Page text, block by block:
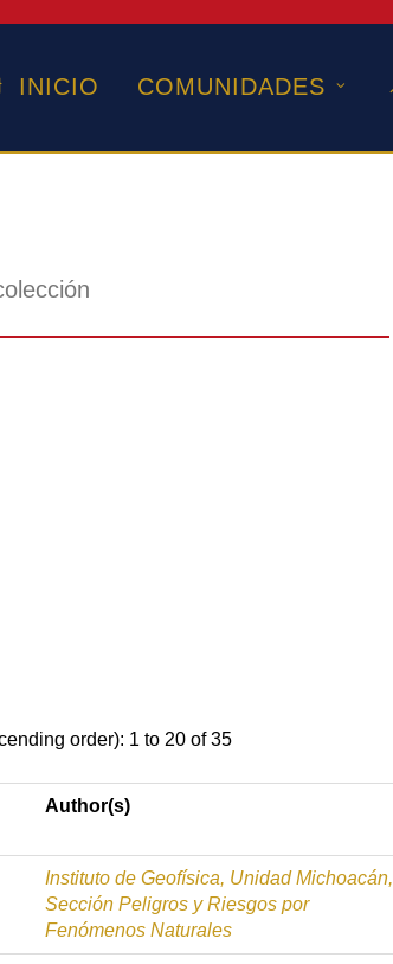
INICIO COMUNIDADES
order): 1 to 20 of 35
Author(s)
Instituto de Geofísica, Unidad Michoacán,
Sección Peligros y Riesgos por
Fenómenos Naturales